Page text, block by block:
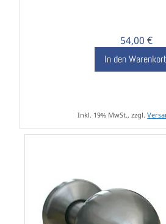
54,00 €
In den
Inkl. 19% MwSt., zzgl.